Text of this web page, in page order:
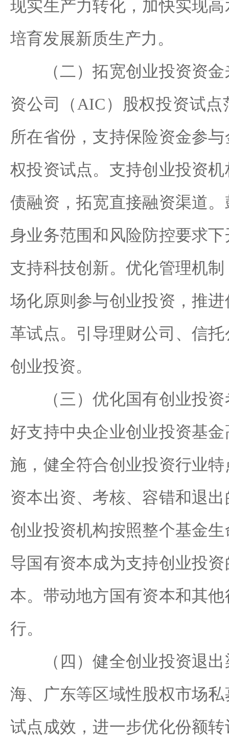
现实生产力转化，加快实现
培育发展新质生产力。
（二）拓宽创业投资资金
资公司（AIC）股权投资试点
所在省份，支持保险资金参
权投资试点。支持创业投资
债融资，拓宽直接融资渠道
身业务范围和风险防控要求
支持科技创新。优化管理机
场化原则参与创业投资，推
革试点。引导理财公司、信
创业投资。
（三）优化国有创业投资
好支持中央企业创业投资基
施，健全符合创业投资行业
资本出资、考核、容错和退
创业投资机构按照整个基金
导国有资本成为支持创业投
本。带动地方国有资本和其
行。
（四）健全创业投资退出
海、广东等区域性股权市场
试点成效，进一步优化份额